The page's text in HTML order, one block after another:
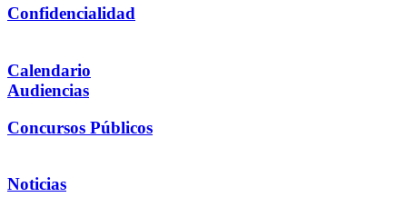
Confidencialidad
Calendario
Audiencias
Concursos Públicos
Noticias